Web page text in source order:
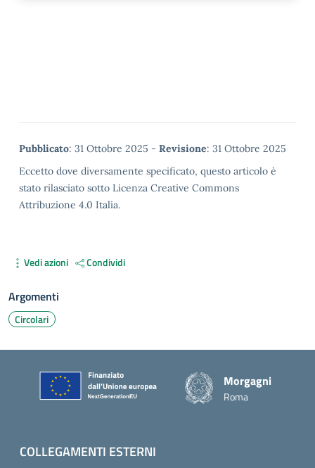
Metadata
Pubblicato: 31 Ottobre 2025 - Revisione: 31 Ottobre 2025
Eccetto dove diversamente specificato, questo articolo è
stato rilasciato sotto Licenza Creative Commons
Attribuzione 4.0 Italia.
Vedi azioni Condividi
Argomenti
Circolari
Piè di pagina
Morgagni
Roma
COLLEGAMENTI ESTERNI